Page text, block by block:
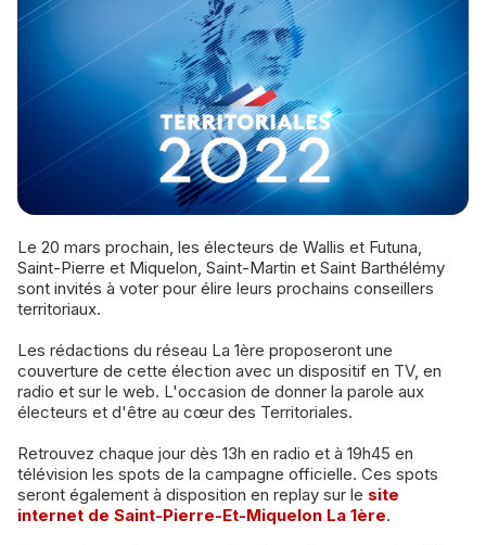
Le 20 mars prochain, les électeurs de Wallis et Futuna,
Saint-Pierre et Miquelon, Saint-Martin et Saint Barthélémy
sont invités à voter pour élire leurs prochains conseillers
territoriaux.
Les rédactions du réseau La 1ère proposeront une
couverture de cette élection avec un dispositif en TV, en
radio et sur le web. L'occasion de donner la parole aux
électeurs et d'être au cœur des Territoriales.
Retrouvez chaque jour dès 13h en radio et à 19h45 en
télévision les spots de la campagne officielle. Ces spots
seront également à disposition en replay sur le site
internet de Saint-Pierre-Et-Miquelon La 1ère.